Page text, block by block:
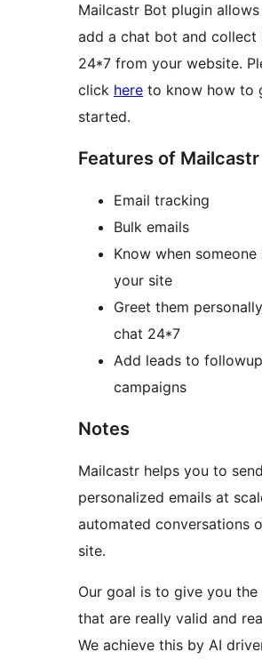
Mailcastr Bot plugin
add a chat bot and collect
24*7 from your website.
click here to know how to
started.
Features of Mailcastr
Email tracking
Bulk emails
Know when someone
your site
Greet them
chat 24*7
Add leads to followup
campaigns
Notes
Mailcastr helps you to send
personalized emails at
automated conversations
site.
Our goal is to give you the
that are really valid and
We achieve this by AI